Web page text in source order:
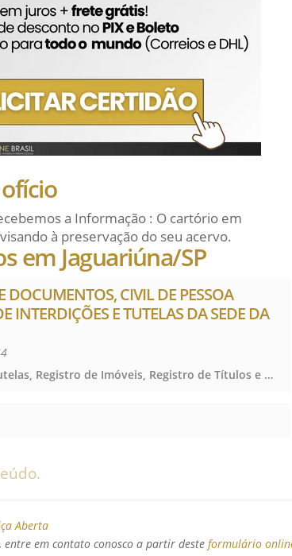
a Informação : O cartório em
à preservação do seu acervo.
em Jaguariúna/SP
DOCUMENTOS, CIVIL DE PESSOA
INTERDIÇÕES E TUTELAS DA SEDE DA
Registro Civil das Pessoas Naturais e de Interdições e Tutelas, Registro de Imóveis, Registro de Títulos e Documentos e Civis das Pessoas Jurídicas, Registro Civil das Pessoas Naturais e de Interdições e Tutelas, Registro de Imóveis, Registro de Títulos e Documentos e Civis das Pessoas Jurídicas, Registro Civil das Pessoas Naturais e de Interdições e Tutelas, Registro de Imóveis, Registro de Títulos e Documentos e Civis das Pessoas Jurídicas
Aberta
em contato conosco a partir deste formulário